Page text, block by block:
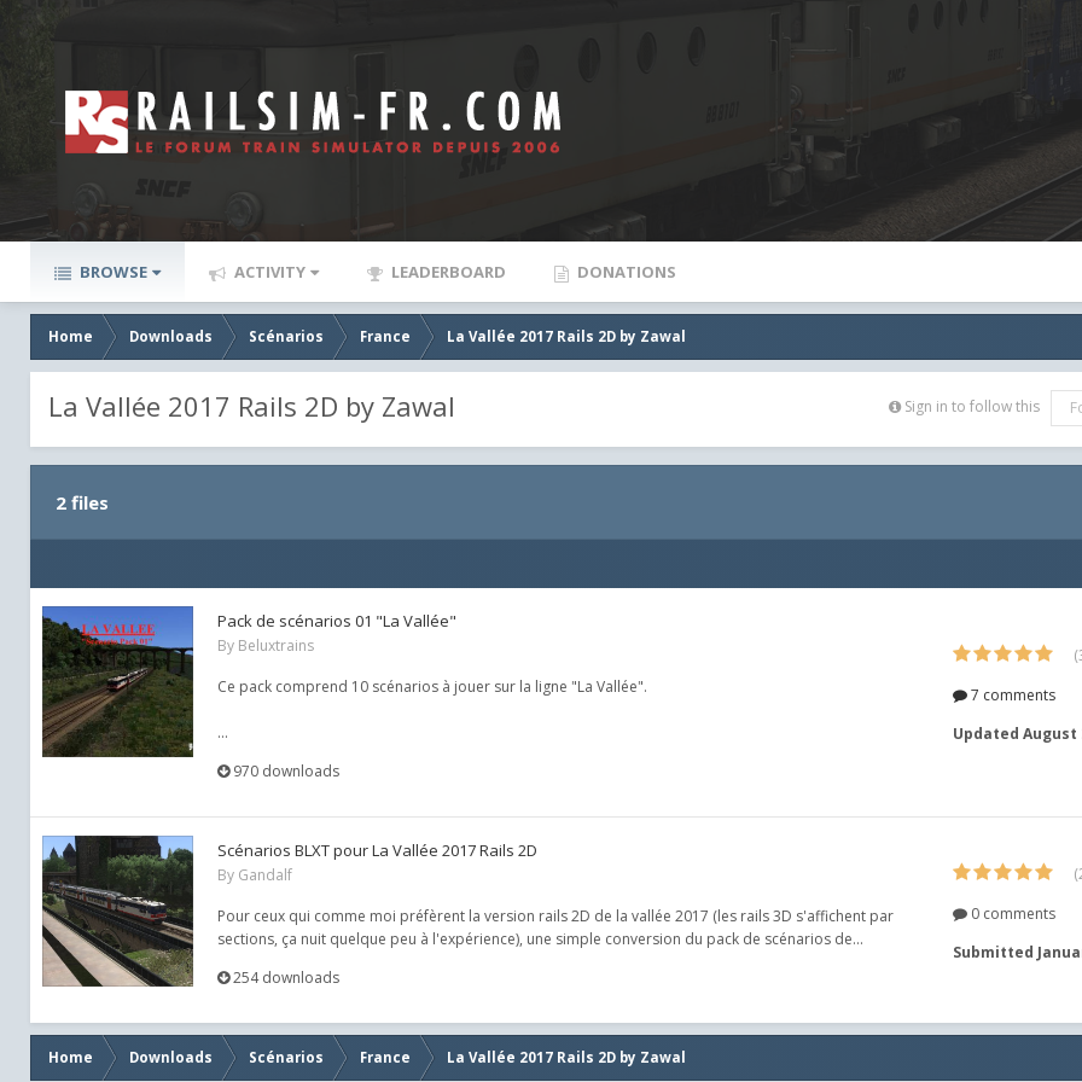
BROWSE ACTIVITY LEADERBOARD DONATIONS
Home Downloads Scénarios France La Vallée 2017 Rails 2D by Zawal
La Vallée 2017 Rails 2D by Zawal Sign in to follow this
2 files
Pack de scénarios 01 "La Vallée"
By Beluxtrains
Ce pack comprend 10 scénarios à jouer sur la ligne "La Vallée".
...
970 downloads
7 comments
Updated August
Scénarios BLXT pour La Vallée 2017 Rails 2D
By Gandalf
Pour ceux qui comme moi préfèrent la version rails 2D de la vallée 2017 (les rails 3D s'affichent par
sections, ça nuit quelque peu à l'expérience), une simple conversion du pack de scénarios de...
254 downloads
0 comments
Submitted
Home Downloads Scénarios France La Vallée 2017 Rails 2D by Zawal